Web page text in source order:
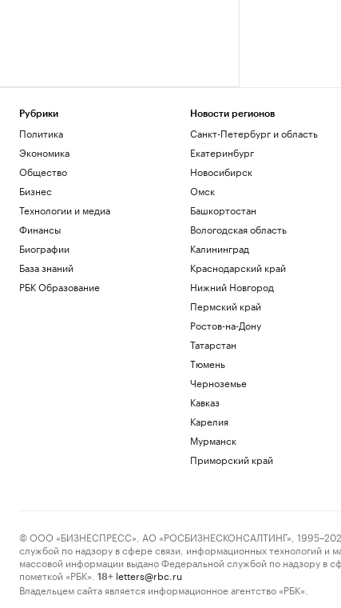
Рубрики
Политика
Экономика
Общество
Бизнес
Технологии и медиа
Финансы
Биографии
База знаний
РБК Образование
Новости регионов
Санкт-Петербург и область
Екатеринбург
Новосибирск
Омск
Башкортостан
Вологодская область
Калининград
Краснодарский край
Нижний Новгород
Пермский край
Ростов-на-Дону
Татарстан
Тюмень
Черноземье
Кавказ
Карелия
Мурманск
Приморский край
© ООО «БИЗНЕСПРЕСС», АО «РОСБИЗНЕСКОНСАЛТИНГ», 1995–2026.
службой по надзору в сфере связи, информационных технологий и
массовой информации выдано Федеральной службой по надзору в
пометкой «РБК».
18+ letters@rbc.ru
Владельцем сайта является информационное агентство «РБК».